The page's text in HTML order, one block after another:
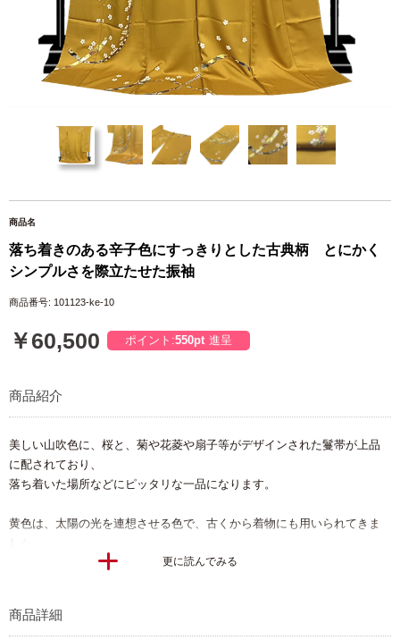
商品名
落ち着きのある辛子色にすっきりとした古典柄 とにかく
シンプルさを際立たせた振袖
商品番号: 101123-ke-10
￥60,500 ポイント:550pt 進呈
商品紹介
美しい山吹色に、桜と、菊や花菱や扇子等がデザインされた鬘帯が上品
に配されており、
落ち着いた場所などにピッタリな一品になります。
黄色は、太陽の光を連想させる色で、古くから着物にも用いられてきま
金色に近いことや収穫時の稲穂の色にも似ているため、富や権力・豊作
更に読んでみる
商品詳細